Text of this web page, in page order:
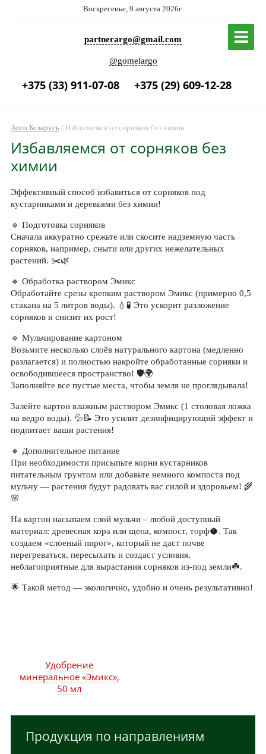
Воскресенье, 9 августа 2026г.
partnerargo@gmail.com
@gomelargo
+375 (33) 911-07-08 +375 (29) 609-12-28
Арго Беларусь/ Избавляемся от сорняков без химии
Избавляемся от сорняков без
химии
Эффективный способ избавиться от сорняков под
кустарниками и деревьями без химии!
🔹 Подготовка сорняков
Сначала аккуратно срежьте или скосите надземную часть
сорняков, например, сныти или других нежелательных
растений. ✂️🌿
🔹 Обработка раствором Эмикс
Обработайте срезы крепким раствором Эмикс (примерно 0,5
стакана на 5 литров воды). 💧🧪 Это ускорит разложение
сорняков и снизит их рост!
🔹 Мульчирование картоном
Возьмите несколько слоёв натурального картона (медленно
разлагается) и полностью накройте обработанные сорняки и
освободившееся пространство! 🛡️🌍
Заполняйте все пустые места, чтобы земля не проглядывала!
Залейте картон влажным раствором Эмикс (1 столовая ложка
на ведро воды). 💦📝 Это усилит дезинфицирующий эффект и
подпитает ваши растения!
🔸 Дополнительное питание
При необходимости присыпьте корни кустарников
питательным грунтом или добавьте немного компоста под
мульчу — растения будут радовать вас силой и здоровьем! 🌾
🌸
На картон насыпаем слой мульчи – любой доступный
материал: древесная кора или щепа, компост, торф🥥. Так
создаем «слоеный пирог», который не даст почве
перегреваться, пересыхать и создаст условия,
неблагоприятные для вырастания сорняков из-под земли☘️.
🌟 Такой метод — экологично, удобно и очень результативно!
Удобрение
минеральное «Эмикс»,
50 мл
Продукция по направлениям